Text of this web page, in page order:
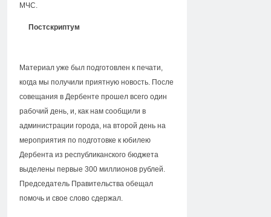
МЧС.
Постскриптум
Материал уже был подготовлен к печати,
когда мы получили приятную новость. После
совещания в Дербенте прошел всего один
рабочий день, и, как нам сообщили в
администрации города, на второй день на
мероприятия по подготовке к юбилею
Дербента из республиканского бюджета
выделены первые 300 миллионов рублей.
Председатель Правительства обещал
помочь и свое слово сдержал.